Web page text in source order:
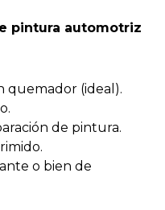
pintura automotriz
quemador (ideal).
de pintura.
o bien de